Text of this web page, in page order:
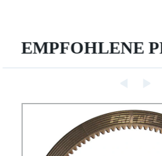
EMPFOHLENE